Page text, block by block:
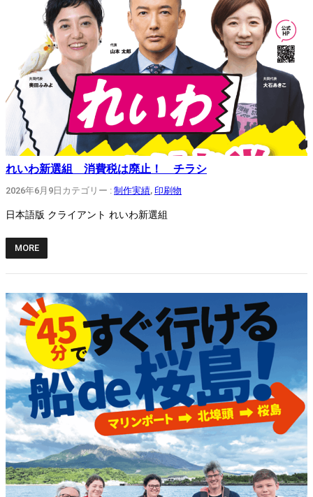
れいわ新選組 消費税は廃止！ チラシ
2026年6月9日 カテゴリー : 制作実績, 印刷物
日本語版 クライアント れいわ新選組
MORE